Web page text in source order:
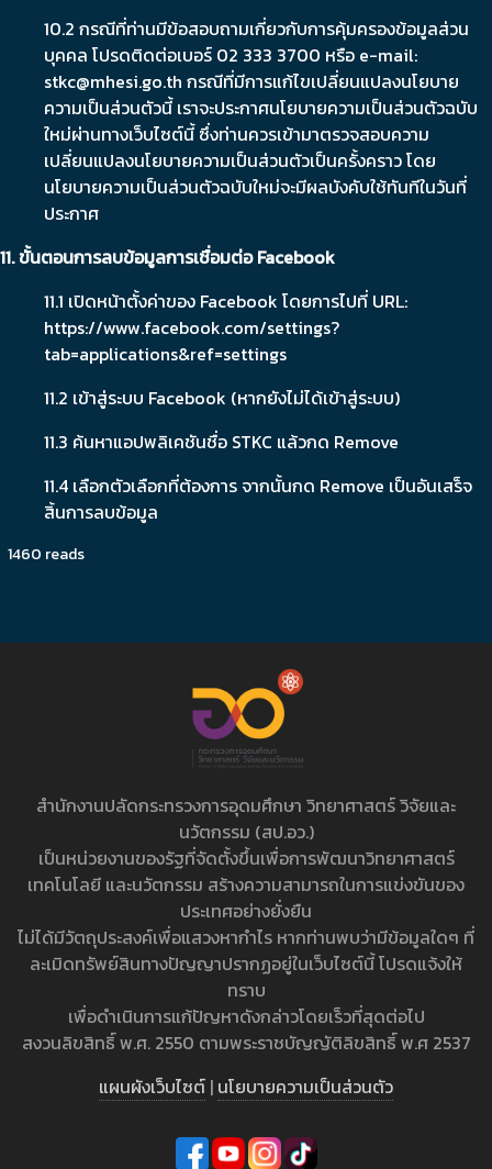
10.2 กรณีที่ท่านมีข้อสอบถามเกี่ยวกับการคุ้มครองข้อมูลส่วน
บุคคล โปรดติดต่อเบอร์ 02 333 3700 หรือ e-mail:
stkc@mhesi.go.th กรณีที่มีการแก้ไขเปลี่ยนแปลงนโยบาย
ความเป็นส่วนตัวนี้ เราจะประกาศนโยบายความเป็นส่วนตัวฉบับ
ใหม่ผ่านทางเว็บไซต์นี้ ซึ่งท่านควรเข้ามาตรวจสอบความ
เปลี่ยนแปลงนโยบายความเป็นส่วนตัวเป็นครั้งคราว โดย
นโยบายความเป็นส่วนตัวฉบับใหม่จะมีผลบังคับใช้ทันทีในวันที่
ประกาศ
11. ขั้นตอนการลบข้อมูลการเชื่อมต่อ Facebook
11.1 เปิดหน้าตั้งค่าของ Facebook โดยการไปที่ URL:
https://www.facebook.com/settings?
tab=applications&ref=settings
11.2 เข้าสู่ระบบ Facebook (หากยังไม่ได้เข้าสู่ระบบ)
11.3 ค้นหาแอปพลิเคชันชื่อ STKC แล้วกด Remove
11.4 เลือกตัวเลือกที่ต้องการ จากนั้นกด Remove เป็นอันเสร็จ
สิ้นการลบข้อมูล
1460 reads
สำนักงานปลัดกระทรวงการอุดมศึกษา วิทยาศาสตร์ วิจัยและ
นวัตกรรม (สป.อว.)
เป็นหน่วยงานของรัฐที่จัดตั้งขึ้นเพื่อการพัฒนาวิทยาศาสตร์
เทคโนโลยี และนวัตกรรม สร้างความสามารถในการแข่งขันของ
ประเทศอย่างยั่งยืน
ไม่ได้มีวัตถุประสงค์เพื่อแสวงหากำไร หากท่านพบว่ามีข้อมูลใดๆ ที่
ละเมิดทรัพย์สินทางปัญญาปรากฏอยู่ในเว็บไซต์นี้ โปรดแจ้งให้
ทราบ
เพื่อดำเนินการแก้ปัญหาดังกล่าวโดยเร็วที่สุดต่อไป
สงวนลิขสิทธิ์ พ.ศ. 2550 ตามพระราชบัญญัติลิขสิทธิ์ พ.ศ 2537
แผนผังเว็บไซต์ | นโยบายความเป็นส่วนตัว